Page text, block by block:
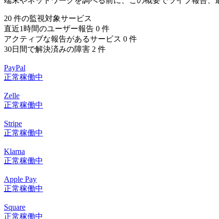
20 件の監視対象サービス
直近1時間のユーザー報告 0 件
アクティブな報告があるサービス 0 件
30日間で解決済みの障害 2 件
PayPal
正常稼働中
Zelle
正常稼働中
Stripe
正常稼働中
Klarna
正常稼働中
Apple Pay
正常稼働中
Square
正常稼働中